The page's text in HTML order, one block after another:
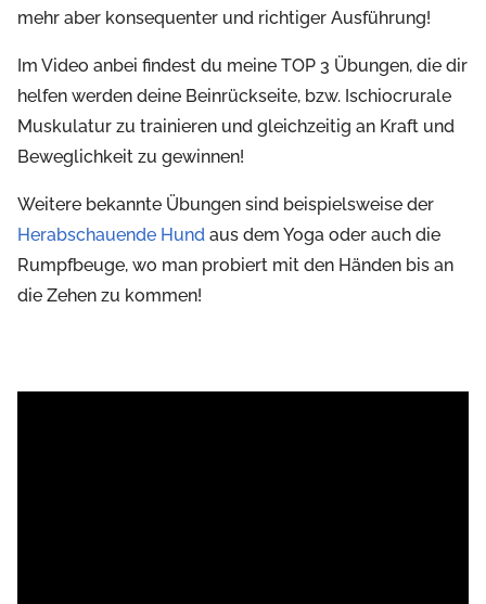
mehr aber konsequenter und richtiger Ausführung!
Im Video anbei findest du meine TOP 3 Übungen, die dir
helfen werden deine Beinrückseite, bzw. Ischiocrurale
Muskulatur zu trainieren und gleichzeitig an Kraft und
Beweglichkeit zu gewinnen!
Weitere bekannte Übungen sind beispielsweise der
Herabschauende Hund aus dem Yoga oder auch die
Rumpfbeuge, wo man probiert mit den Händen bis an
die Zehen zu kommen!